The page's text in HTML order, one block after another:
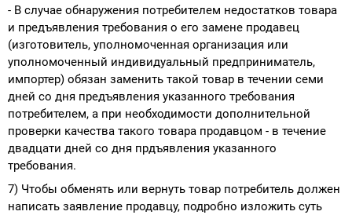
- В случае обнаружения потребителем недостатков товара
и предъявления требования о его замене продавец
(изготовитель, уполномоченная организация или
уполномоченный индивидуальный предприниматель,
импортер) обязан заменить такой товар в течении семи
дней со дня предъявления указанного требования
потребителем, а при необходимости дополнительной
проверки качества такого товара продавцом - в течение
двадцати дней со дня прдъявления указанного
требования.
7) Чтобы обменять или вернуть товар потребитель должен
написать заявление продавцу, подробно изложить суть